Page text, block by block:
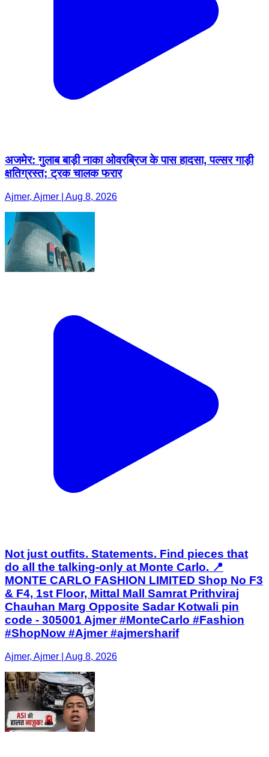
अजमेर: गुलाब बाड़ी नाका ओवरब्रिज के पास हादसा, पल्सर गाड़ी
क्षतिग्रस्त; ट्रक चालक फरार
Ajmer, Ajmer | Aug 8, 2026
Not just outfits. Statements. Find pieces that
do all the talking-only at Monte Carlo. 📍
MONTE CARLO FASHION LIMITED Shop No F3
& F4, 1st Floor, Mittal Mall Samrat Prithviraj
Chauhan Marg Opposite Sadar Kotwali pin
code - 305001 Ajmer #MonteCarlo #Fashion
#ShopNow #Ajmer #ajmersharif
Ajmer, Ajmer | Aug 8, 2026